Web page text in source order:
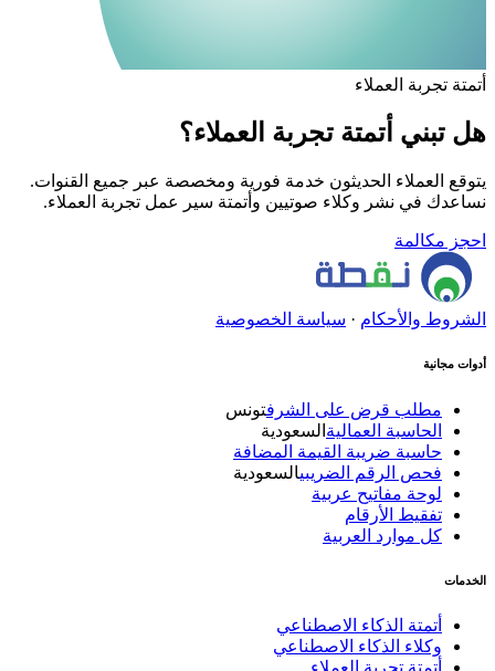
أتمتة تجربة العملاء
هل تبني أتمتة تجربة العملاء؟
يتوقع العملاء الحديثون خدمة فورية ومخصصة عبر جميع القنوات.
نساعدك في نشر وكلاء صوتيين وأتمتة سير عمل تجربة العملاء.
احجز مكالمة
الشروط والأحكام· سياسة الخصوصية
أدوات مجانية
مطلب قرض على الشرف تونس
الحاسبة العماليةالسعودية
حاسبة ضريبة القيمة المضافة
فحص الرقم الضريبيالسعودية
لوحة مفاتيح عربية
تفقيط الأرقام
كل موارد العربية
الخدمات
أتمتة الذكاء الاصطناعي
وكلاء الذكاء الاصطناعي